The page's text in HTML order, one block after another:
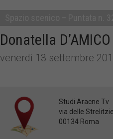
Donatella D’AMICO
venerdì 13 settembre
Studi Aracne Tv
via delle
00134 Roma